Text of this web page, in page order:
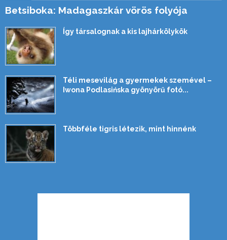
Betsiboka: Madagaszkár vörös folyója
Így társalognak a kis lajhárkölykök
Téli mesevilág a gyermekek szemével –
Iwona Podlasińska gyönyörű fotó...
Többféle tigris létezik, mint hinnénk